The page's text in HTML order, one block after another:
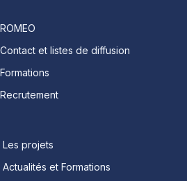
ROMEO
Contact et listes de diffusion
Formations
Recrutement
Les projets
Actualités et Formations